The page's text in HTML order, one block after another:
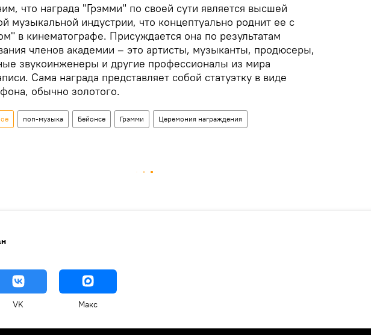
что награда "Грэмми" по своей сути является высшей
музыкальной индустрии, что концептуально роднит ее с
в кинематографе. Присуждается она по результатам
членов академии – это артисты, музыканты, продюсеры,
звукоинженеры и другие профессионалы из мира
Сама награда представляет собой статуэтку в виде
обычно золотого.
поп-музыка Бейонсе Грэмми Церемония награждения
VK Макс